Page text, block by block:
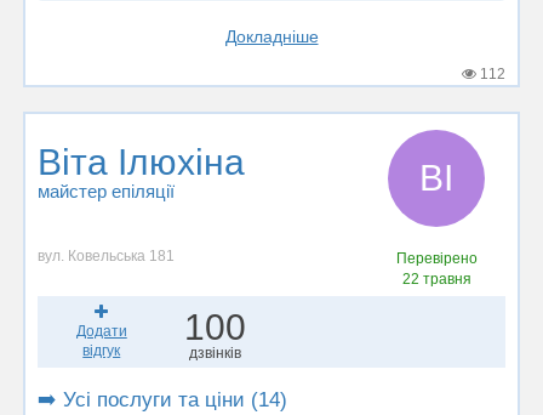
Докладніше
112
Віта Ілюхіна
майстер епіляції ВІ
вул. Ковельська 181
Перевірено
22 травня
Додати
відгук
100
дзвінків
➡️ Усі послуги та ціни (14)